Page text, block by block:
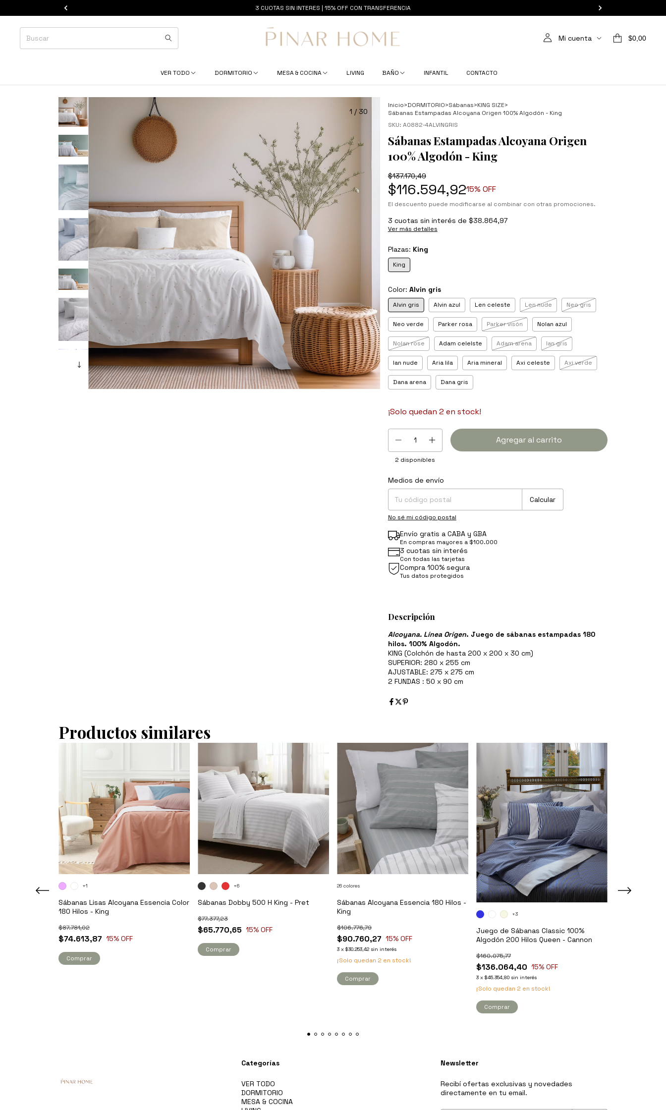
3 CUOTAS SIN INTERES | 15% OFF CON TRANSFERENCIA
Mi cuenta $0,00
VER TODO DORMITORIO MESA & COCINA LIVING BAÑO INFANTIL CONTACTO
1 / 30
Inicio>DORMITORIO>Sábanas>KING SIZE>
Sábanas Estampadas Alcoyana Origen 100% Algodón - King
SKU: A0882-4ALVINGRIS
Sábanas Estampadas Alcoyana Origen
100% Algodón - King
$137.170,49
$116.594,9215% OFF
El descuento puede modificarse al combinar con otras promociones.
3 cuotas sin interés de $38.864,97
Ver más detalles
Plazas: King
King
Color: Alvin gris
Alvin gris Alvin azul Len celeste Len nude Neo gris
Neo verde Parker rosa Parker visón Nolan azul
Nolan rose Adam celelste Adam arena Ian gris
Ian nude Aria lila Aria mineral Axi celeste Axi verde
Dana arena Dana gris
¡Solo quedan 2 en stock!
2 disponibles
Entregas para el CP:
Medios de envío
Calcular
No sé mi código postal
Envío gratis a CABA y GBA
En compras mayores a $100.000
3 cuotas sin interés
Con todas las tarjetas
Compra 100% segura
Tus datos protegidos
Descripción
Alcoyana. Línea Orígen. Juego de sábanas estampadas 180
hilos. 100% Algodón.
KING (Colchón de hasta 200 x 200 x 30 cm)
SUPERIOR: 280 x 255 cm
AJUSTABLE: 275 x 275 cm
2 FUNDAS : 50 x 90 cm
Productos similares
Sábanas Lisas Alcoyana Essencia Color
180 Hilos - King
$74.613,87
$87.781,02
15% OFF
+1
Comprar
Sábanas Dobby 500 H King - Pret
$65.770,65
$77.377,23
15% OFF
+6
Comprar
Sábanas Alcoyana Essencia 180 Hilos -
King
$90.760,27
$106.776,79
15% OFF
3 x $30.253,42 sin interés
¡Solo quedan 2 en stock!
26 colores
Comprar
Juego de Sábanas Classic 100%
Algodón 200 Hilos Queen - Cannon
$136.064,40
$160.075,77
15% OFF
3 x $45.354,80 sin interés
¡Solo quedan 2 en stock!
+3
Comprar
9 colores
Categorías
VER TODO
DORMITORIO
MESA & COCINA
Newsletter
Recibí ofertas exclusivas y novedades
directamente en tu email.